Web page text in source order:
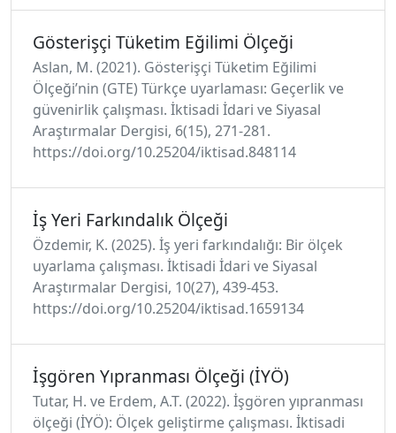
Gösterişçi Tüketim Eğilimi Ölçeği
Aslan, M. (2021). Gösterişçi Tüketim Eğilimi
Ölçeği’nı̇n (GTE) Türkçe uyarlaması: Geçerlik ve
güvenirlik çalışması. İktisadi İdari ve Siyasal
Araştırmalar Dergisi, 6(15), 271-281.
https://doi.org/10.25204/iktisad.848114
İş Yeri Farkındalık Ölçeği
Özdemir, K. (2025). İş yeri farkındalığı: Bir ölçek
uyarlama çalışması. İktisadi İdari ve Siyasal
Araştırmalar Dergisi, 10(27), 439-453.
https://doi.org/10.25204/iktisad.1659134
İşgören Yıpranması Ölçeği (İYÖ)
Tutar, H. ve Erdem, A.T. (2022). İşgören yıpranması
ölçeği (İYÖ): Ölçek geliştirme çalışması. İktisadi